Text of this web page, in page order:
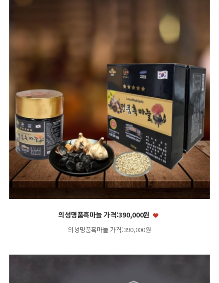
의성명품흑마늘 가격:390,000원
의성명품흑마늘 가격:390,000원